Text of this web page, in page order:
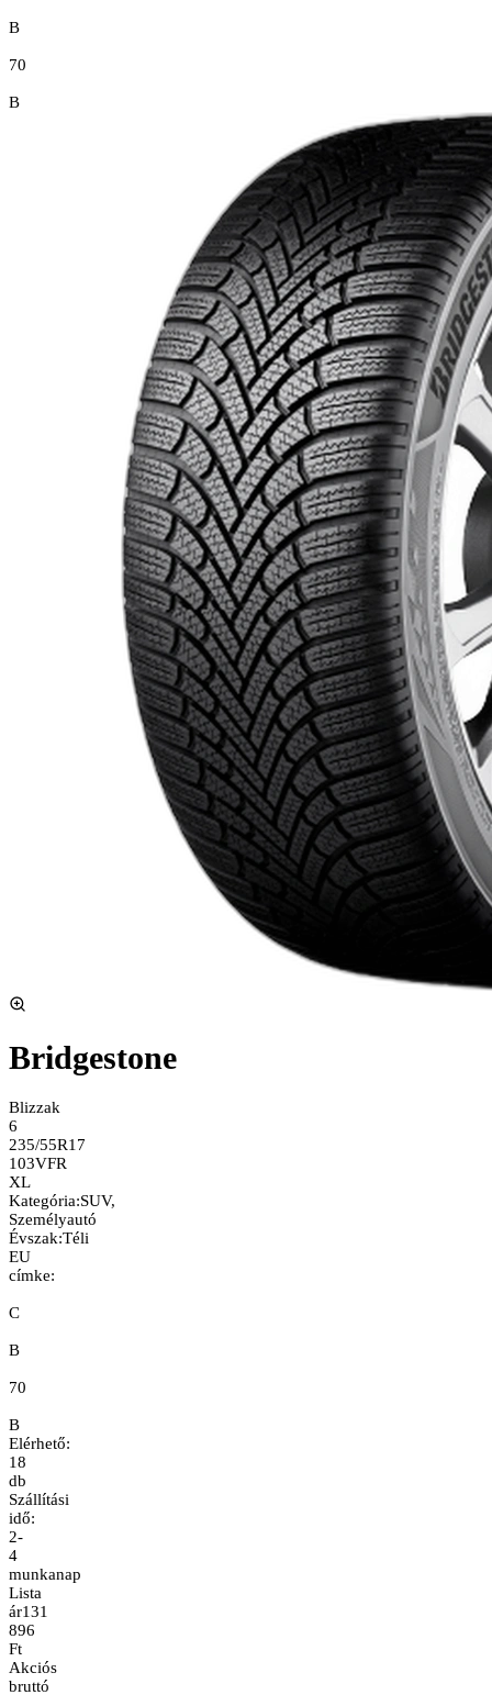
B
70
B
Bridgestone
Blizzak
6
235/55R17
103VFR
XL
Kategória:SUV,
Személyautó
Évszak:Téli
EU
címke:
C
B
70
B
Elérhető:
18
db
Szállítási
idő:
2-
4
munkanap
Lista
ár131
896
Ft
Akciós
bruttó